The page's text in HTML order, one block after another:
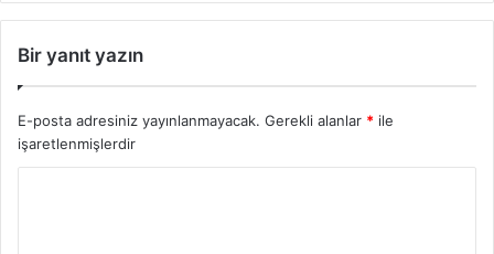
Bir yanıt yazın
E-posta adresiniz yayınlanmayacak. Gerekli alanlar * ile
işaretlenmişlerdir